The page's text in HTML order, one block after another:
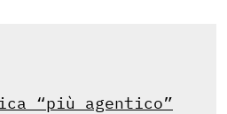
“più agentico”